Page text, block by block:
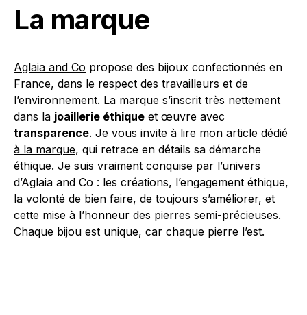
La marque
Aglaia and Co propose des bijoux confectionnés en
France, dans le respect des travailleurs et de
l’environnement. La marque s’inscrit très nettement
dans la joaillerie éthique et œuvre avec
transparence. Je vous invite à lire mon article dédié
à la marque, qui retrace en détails sa démarche
éthique. Je suis vraiment conquise par l’univers
d’Aglaia and Co : les créations, l’engagement éthique,
la volonté de bien faire, de toujours s’améliorer, et
cette mise à l’honneur des pierres semi-précieuses.
Chaque bijou est unique, car chaque pierre l’est.